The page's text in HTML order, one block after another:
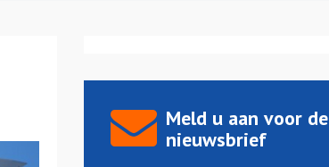
Meld u aan voor de
nieuwsbrief